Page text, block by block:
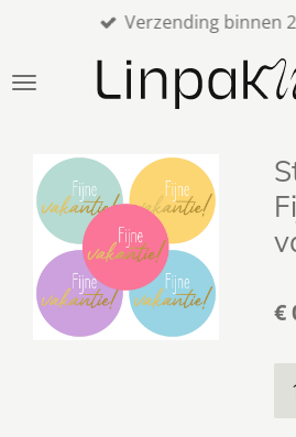
naar
Verzending binnen
€